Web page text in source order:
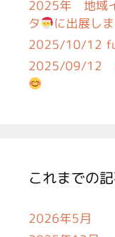
2025年 地域
タ
に出展し
2025/10/12
2025/09/12
これまでの
2026年5月